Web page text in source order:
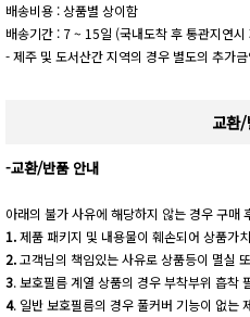
배송비용 : 상품별 상이함
배송기간 : 7 ~ 15일 (국내도착 후 통관지연시
- 제주 및 도서산간 지역의 경우 별도의 추가
교환
-교환/반품 안내
아래의 불가 사유에 해당하지 않는 경우 구
1.제품 패키지 및 내용물이 훼손되어 상품가
2.고객님의 책임있는 사유로 상품등이 멸실
3. 보호필름 계열 상품의 경우 부착부위 흡착
4. 일반 보호필름의 경우 풀커버 기능이 없는